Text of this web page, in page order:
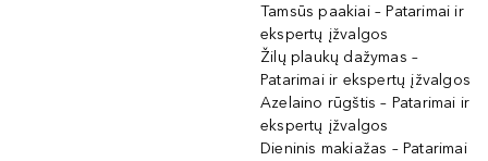
Tamsūs paakiai – Patarimai ir
ekspertų įžvalgos
Žilų plaukų dažymas –
Patarimai ir ekspertų įžvalgos
Azelaino rūgštis – Patarimai ir
ekspertų įžvalgos
Dieninis makiažas – Patarimai